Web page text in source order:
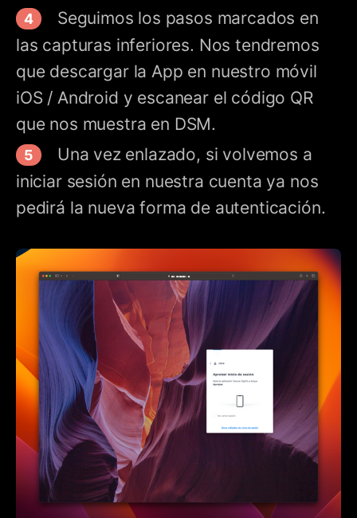
Seguimos los pasos marcados en
las capturas inferiores. Nos tendremos
que descargar la App en nuestro móvil
iOS / Android y escanear el código QR
que nos muestra en DSM.
Una vez enlazado, si volvemos a
iniciar sesión en nuestra cuenta ya nos
pedirá la nueva forma de autenticación.